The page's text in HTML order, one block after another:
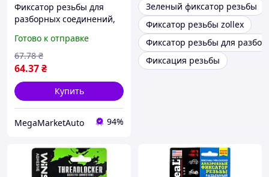
Фиксатор резьбы для
разборных соединений,
WINSO
Готово к отправке
64.37₴
67.78 ₴
Купить
MegaMarketAuto 94%
Зеленый фиксатор резьбы
Фиксатор резьбы zollex
Фиксатор резьбы для
Фиксация резьбы